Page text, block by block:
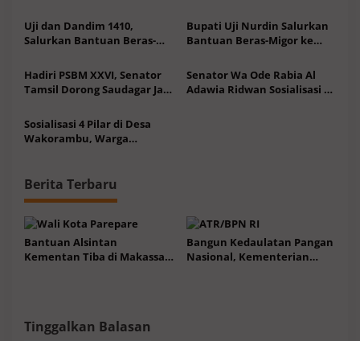
Ekspor
Uji dan Dandim 1410,
Salurkan Bantuan Beras-
Jembatan Garuda
Bupati Uji Nurdin Salurkan
Bantuan Beras-Migor ke
Hadiri PSBM XXVI, Senator
Tamsil Dorong Saudagar Jadi
Senator Wa Ode Rabia Al
Adawia Ridwan Sosialisasi 4
Sosialisasi 4 Pilar di Desa
Wakorambu, Warga
Berita Terbaru
Bantuan Alsintan
Kementan Tiba di Makassar,
Bangun Kedaulatan Pangan
Nasional, Kementerian
Tinggalkan Balasan